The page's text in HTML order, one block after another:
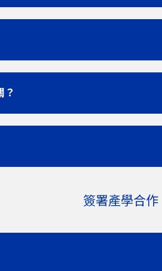
？
簽署產學合作